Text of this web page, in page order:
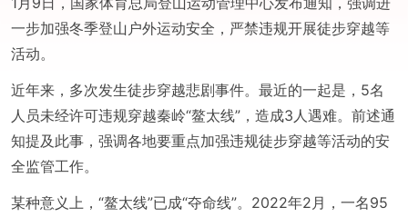
一步加强冬季登山户外运动安全，严禁违规开展徒步穿越等
活动。
近年来，多次发生徒步穿越悲剧事件。最近的一起是，5名
人员未经许可违规穿越秦岭“鳌太线”，造成3人遇难。前述通
知提及此事，强调各地要重点加强违规徒步穿越等活动的安
全监管工作。
某种意义上，“鳌太线”已成“夺命线”。2022年2月，一名95